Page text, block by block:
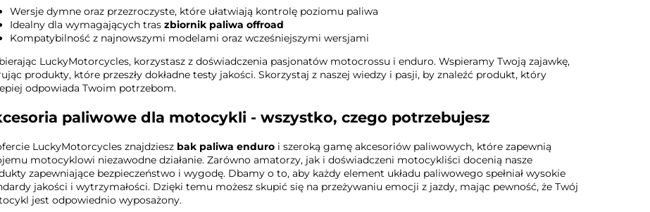
Wersje dymne oraz przezroczyste, które ułatwiają kontrolę poziomu paliwa
Idealny dla wymagających tras zbiornik paliwa offroad
Kompatybilność z najnowszymi modelami oraz wcześniejszymi wersjami
LuckyMotorcycles, korzystasz z doświadczenia pasjonatów motocrossu i enduro. Wspieramy Twoją zajawkę,
produkty, które przeszły dokładne testy jakości. Skorzystaj z naszej wiedzy i pasji, by znaleźć produkt, który
odpowiada Twoim potrzebom.
paliwowe dla motocykli - wszystko, czego potrzebujesz
LuckyMotorcycles znajdziesz bak paliwa enduroi szeroką gamę akcesoriów paliwowych, które zapewnią
motocyklowi niezawodne działanie. Zarówno amatorzy, jak i doświadczeni motocykliści docenią nasze
zapewniające bezpieczeństwo i wygodę. Dbamy o to, aby każdy element układu paliwowego spełniał wysokie
jakości i wytrzymałości. Dzięki temu możesz skupić się na przeżywaniu emocji z jazdy, mając pewność, że Twój
jest odpowiednio wyposażony.